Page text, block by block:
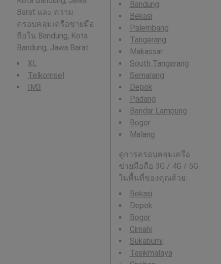
Barat และ ความ
ครอบคลุมเครือข่ายมือ
ถือใน Bandung, Kota
Bandung, Jawa Barat
XL
Telkomsel
IM3
Bandung
Bekasi
Palembang
Tangerang
Makassar
South Tangerang
Semarang
Depok
Padang
Bandar Lampung
Bogor
Malang
ดูการครอบคลุมเครือ
ข่ายมือถือ 3G / 4G / 5G
ในพื้นที่ของคุณด้วย:
Bekasi
Depok
Bogor
Cimahi
Sukabumi
Tasikmalaya